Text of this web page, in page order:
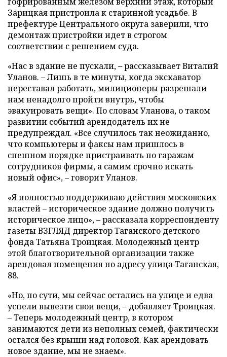
Зарицкая пристроила к старинной усадьбе. В
префектуре Центрального округа заверили, что
демонтаж пристройки идет в строгом
соответствии с решением суда.
«Нас в здание не пускали, – рассказывает Виталий
Уланов. – Лишь в те минуты, когда экскаватор
переставал работать, милиционеры разрешали
нам ненадолго пройти внутрь, чтобы
эвакуировать вещи». По словам Уланова, о таком
развитии событий арендодатель их не
предупреждал. «Все случилось так неожиданно,
что компьютеры и факсы нам пришлось в
спешном порядке пристраивать по гаражам
сотрудников фирмы, а самим срочно искать
новый офис», – говорит Уланов.
«Я полностью поддерживаю действия московских
властей – историческое здание должно получить
историческое лицо», – рассказала корреспонденту
газеты ВЗГЛЯД директор Таганского детского
фонда Татьяна Троицкая. Молодежный центр
этой благотворительной организации также
арендовал помещения по адресу улица Таганская,
88.
«Но, по сути, мы сейчас остались на улице и едва
успели вывезти свои вещи, – добавляет Троицкая.
– Теперь молодежный центр, в котором
занимаются дети из неполных семей, фактически
остался без крыши над головой. Как арендовать
новое здание, мы не знаем».